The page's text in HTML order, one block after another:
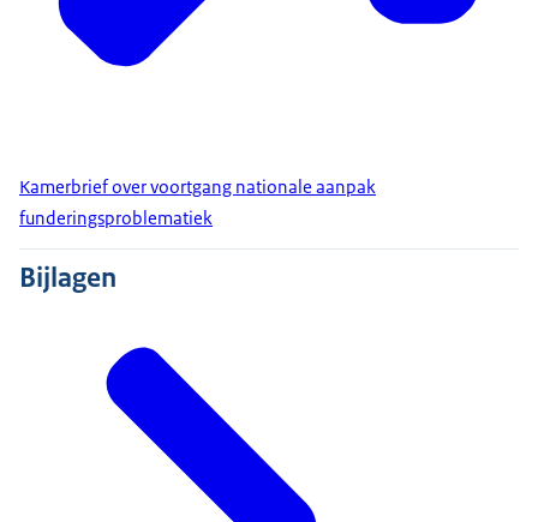
Kamerbrief over voortgang nationale aanpak
funderingsproblematiek
Bijlagen